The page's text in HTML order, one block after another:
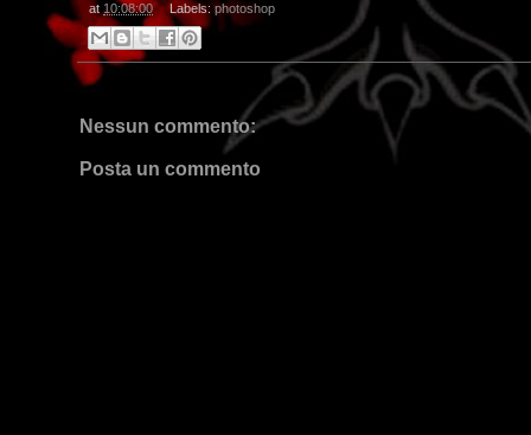
at 10:08:00 Labels: photoshop
Nessun commento:
Posta un commento